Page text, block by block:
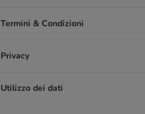
Termini & Condizioni
Privacy
Utilizzo dei dati